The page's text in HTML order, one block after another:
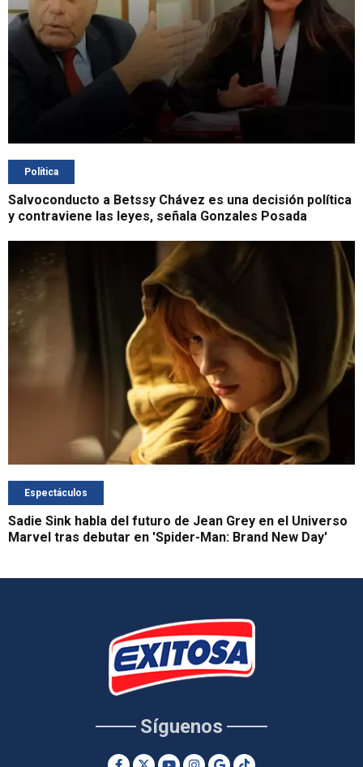
Política
Salvoconducto a Betssy Chávez es una decisión política
y contraviene las leyes, señala Gonzales Posada
Espectáculos
Sadie Sink habla del futuro de Jean Grey en el Universo
Marvel tras debutar en 'Spider-Man: Brand New Day'
Síguenos